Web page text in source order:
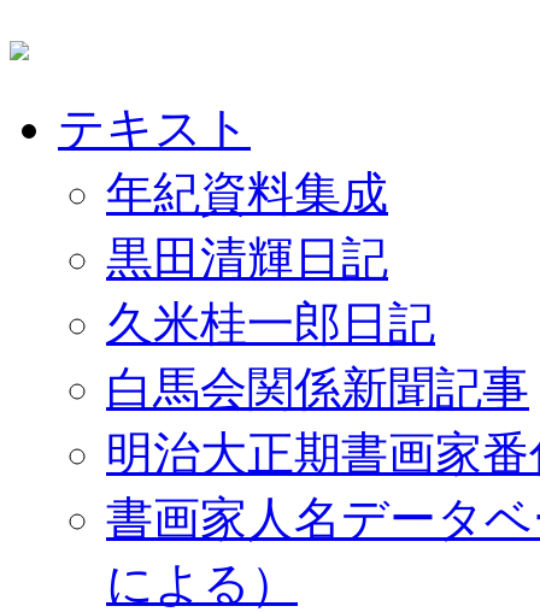
テキスト
年紀資料集成
黒田清輝日記
久米桂一郎日記
白馬会関係新聞記事
明治大正期書画家
書画家人名データ
による）